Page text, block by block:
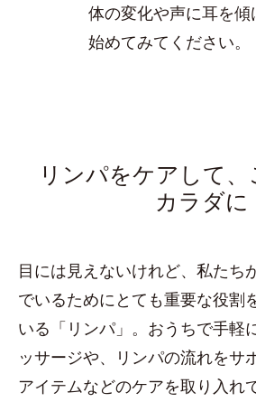
体の変化や声に耳を
始めてみてください。
リンパをケアして
カラダに
目には見えないけれど、私たち
でいるためにとても重要な役割
いる「リンパ」。おうちで手軽
ッサージや、リンパの流れをサ
アイテムなどのケアを取り入れ